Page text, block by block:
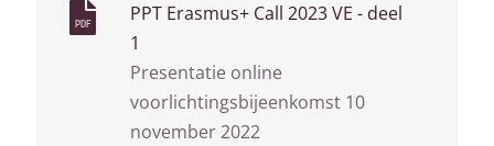
PDF
PPT Erasmus+ Call 2023 VE - deel
1
Presentatie online
voorlichtingsbijeenkomst 10
november 2022